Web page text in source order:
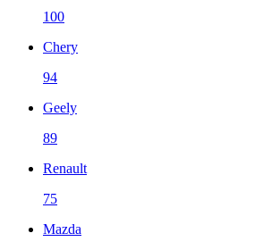
100
Chery
94
Geely
89
Renault
75
Mazda